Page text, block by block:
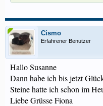
Cismo
Erfahrener Benutzer
Hallo Susanne
Dann habe ich bis jetzt
Steine hatte ich schon im
Liebe Grüsse Fiona